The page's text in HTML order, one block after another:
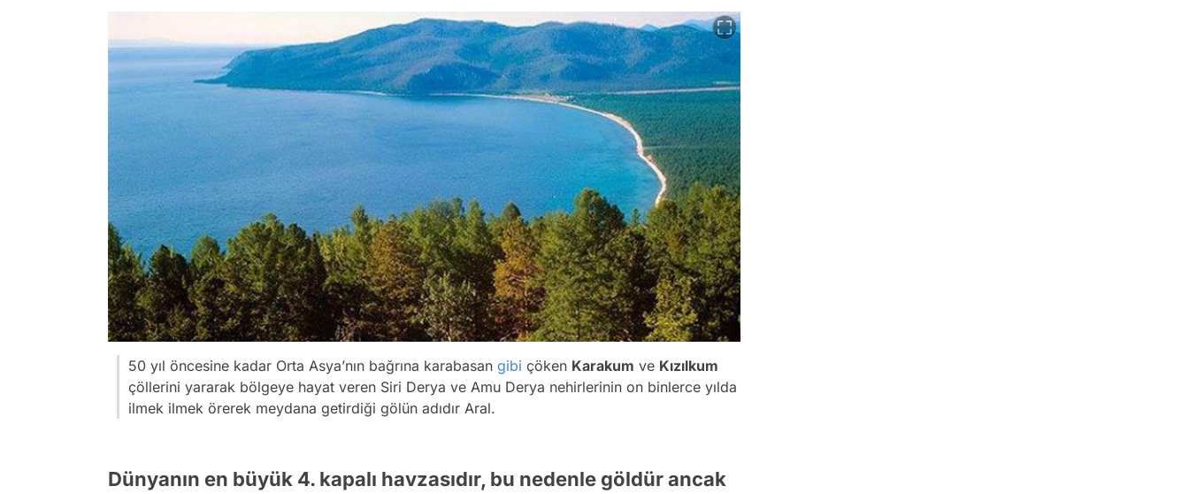
50 yıl öncesine kadar Orta Asya’nın bağrına karabasan gibi çöken Karakum ve Kızılkum
çöllerini yararak bölgeye hayat veren Siri Derya ve Amu Derya nehirlerinin on binlerce yılda
ilmek ilmek örerek meydana getirdiği gölün adıdır Aral.
Dünyanın en büyük 4. kapalı havzasıdır, bu nedenle göldür ancak